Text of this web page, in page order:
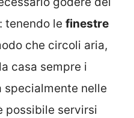
tenendo le finestre
che circoli aria,
casa sempre i
specialmente nelle
possibile servirsi